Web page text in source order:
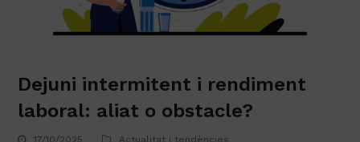
Dejuni intermitent i rendiment
laboral: aliat o obstacle?
17/10/2025 Actualitat i tendències